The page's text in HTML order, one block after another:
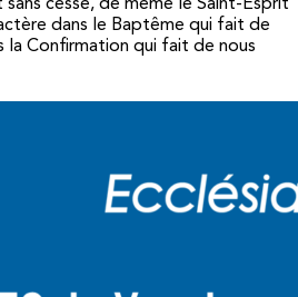
cesse, de même le Saint-Esprit
dans le Baptême qui fait de
la Confirmation qui fait de nous